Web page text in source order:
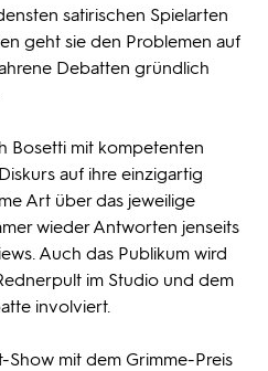
satirischen Spielarten
geht sie den Problemen auf
Debatten gründlich
Bosetti mit kompetenten
auf ihre einzigartig
Art über das jeweilige
wieder Antworten jenseits
Auch das Publikum wird
im Studio und dem
involviert.
mit dem Grimme-Preis